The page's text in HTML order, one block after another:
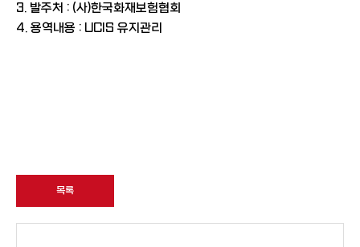
3. 발주처 : (사)한국화재보험협회
4. 용역내용 : UCIS 유지관리
목록